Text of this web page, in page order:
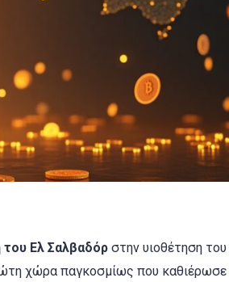
Ελ Σαλβαδόρ στην υιοθέτηση του
χώρα παγκοσμίως που καθιέρωσε